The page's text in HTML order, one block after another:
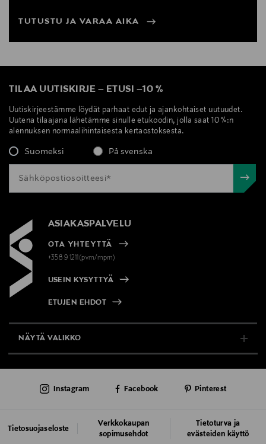
TUTUSTU JA VARAA AIKA
TILAA UUTISKIRJE – ETUSI –10 %
Uutiskirjeestämme löydät parhaat edut ja ajankohtaiset uutuudet.
Uutena tilaajana lähetämme sinulle etukoodin, jolla saat 10 %:n
alennuksen normaalihintaisesta kertaostoksesta.
Suomeksi På svenska
ASIAKASPALVELU
OTA YHTEYTTÄ
+358 9 1211(pvm/mpm)
USEIN KYSYTTYÄ
ETUJEN EHDOT
NÄYTÄ VALIKKO
AJANKOHTAISTA
Tietosuojaseloste
Verkkokaupan
sopimusehdot
Tietoturva ja
evästeiden käyttö
Instagram Facebook Pinterest